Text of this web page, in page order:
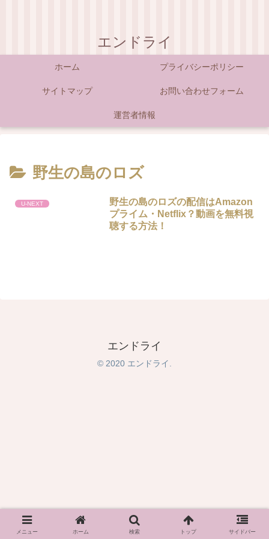
エンドライ
ホーム プライバシーポリシー
サイトマップ お問い合わせフォーム
運営者情報
野生の島のロズ
U-NEXT
野生の島のロズの配信はAmazon
プライム・Netflix？動画を無料視
聴する方法！
エンドライ
© 2020 エンドライ.
メニュー ホーム 検索 トップ サイドバー